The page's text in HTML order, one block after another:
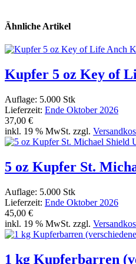
Ähnliche Artikel
Kupfer 5 oz Key of
Auflage: 5.000 Stk
Lieferzeit: Ende Oktober 2026
37,00 €
inkl. 19 % MwSt. zzgl.
5 oz Kupfer St.
Auflage: 5.000 Stk
Lieferzeit: Ende Oktober 2026
45,00 €
inkl. 19 % MwSt. zzgl.
1 kg Kupferbarren